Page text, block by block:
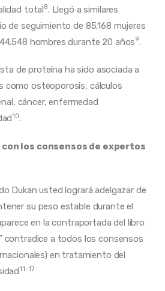
total8. Llegó a similares
de seguimiento de 85.168 mujeres
hombres durante 20 años9.
de proteína ha sido asociada a
como osteoporosis, cálculos
cáncer, enfermedad
10.
los consensos de expertos
Dukan usted logrará adelgazar de
su peso estable durante el
en la contraportada del libro
contradice a todos los consensos
en tratamiento del
11-17